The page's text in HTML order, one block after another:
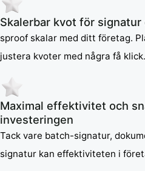
Skalerbar kvot för
sproof skalar med ditt företag.
justera kvoter med några få klick.
Maximal effektivitet och
investeringen
Tack vare batch-signatur,
signatur kan effektiviteten i